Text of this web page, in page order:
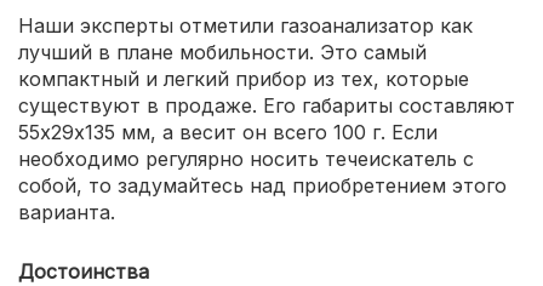
Наши эксперты отметили газоанализатор как
лучший в плане мобильности. Это самый
компактный и легкий прибор из тех, которые
существуют в продаже. Его габариты составляют
55х29х135 мм, а весит он всего 100 г. Если
необходимо регулярно носить течеискатель с
собой, то задумайтесь над приобретением этого
варианта.
Достоинства